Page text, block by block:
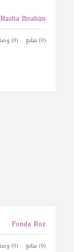
Rasha Ibrahim
(0) متابع (0) وصفة
Fonda Roz
(0) متابع (0) وصفة